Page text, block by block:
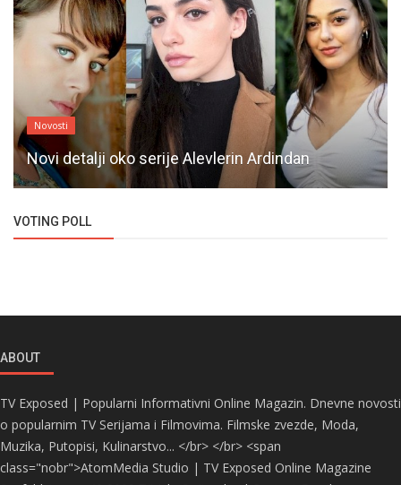
Novosti
Novi detalji oko serije Alevlerin Ardindan
VOTING POLL
ABOUT
TV Exposed | Popularni Informativni Online Magazin. Dnevne novosti
o popularnim TV Serijama i Filmovima. Filmske zvezde, Moda,
Muzika, Putopisi, Kulinarstvo... </br> </br> <span
class="nobr">AtomMedia Studio | TV Exposed Online Magazine